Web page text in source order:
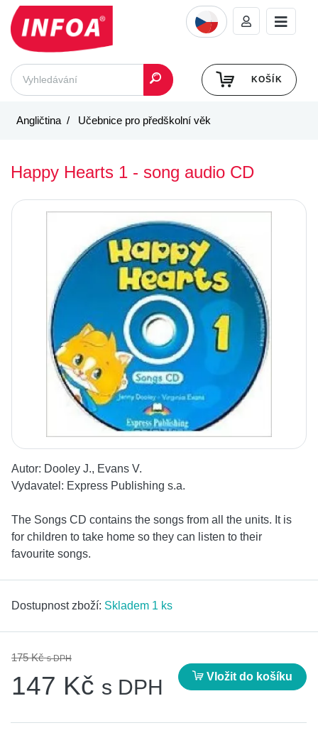
KOŠÍK
Angličtina Učebnice pro předškolní věk
Happy Hearts 1 - song audio CD
Autor: Dooley J., Evans V.
Vydavatel: Express Publishing s.a.
The Songs CD contains the songs from all the units. It is
for children to take home so they can listen to their
favourite songs.
Dostupnost zboží: Skladem 1 ks
175 Kčs DPH
147 Kč s DPH Vložit do košíku